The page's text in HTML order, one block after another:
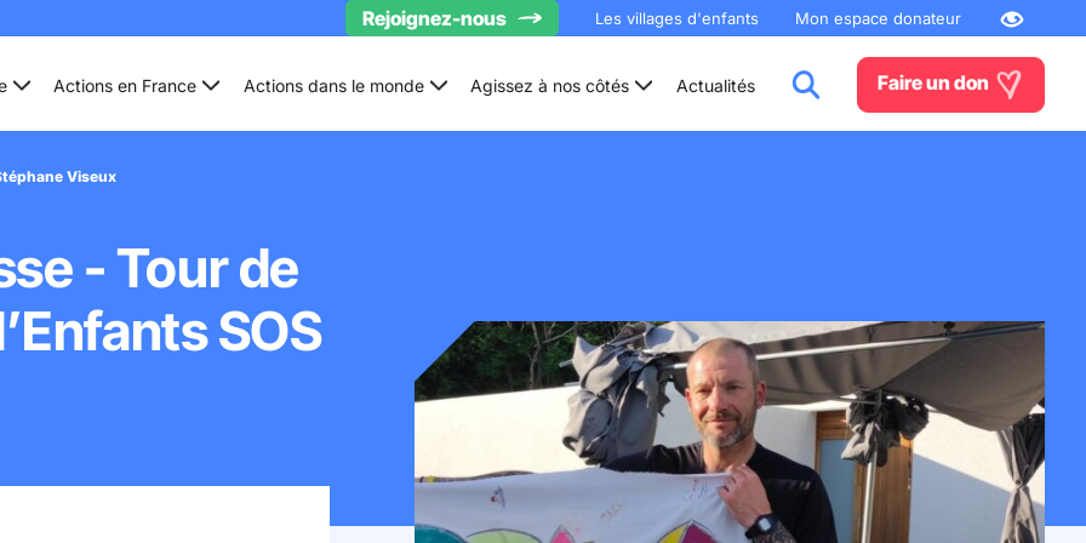
Rejoignez-nous Les villages d'enfants Mon espace donateur
Actions en France Actions dans le monde Agissez à nos côtés Actualités Faire un don
Viseux
- Tour de
SOS